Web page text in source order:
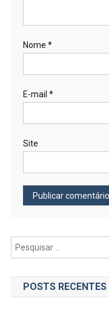
Nome *
E-mail *
Site
POSTS RECENTES